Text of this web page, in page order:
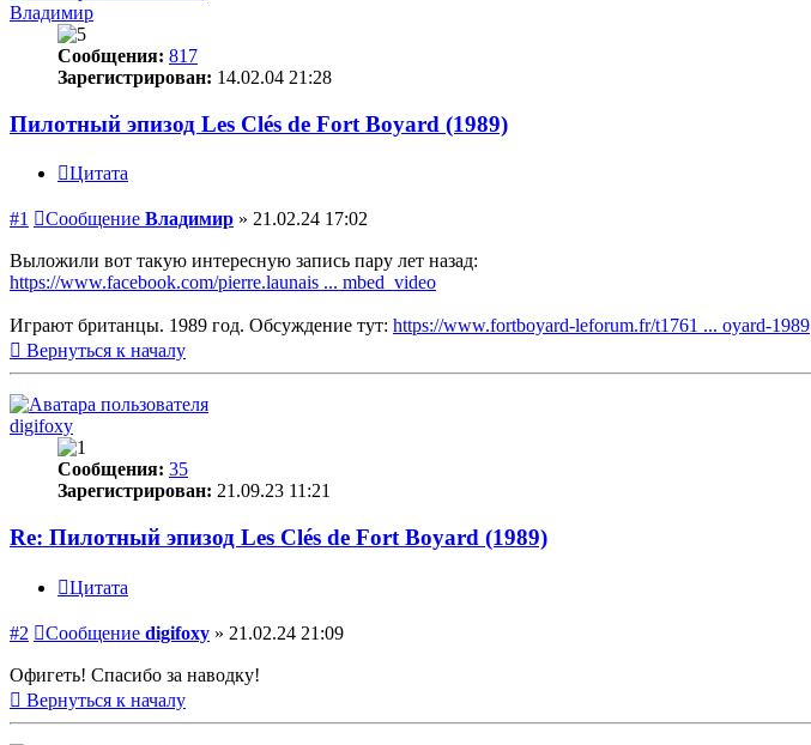
Владимир
Сообщения: 817
Зарегистрирован: 14.02.04 21:28
Пилотный эпизод Les Clés de Fort Boyard (1989)
Цитата
#1 Сообщение Владимир » 21.02.24 17:02
Выложили вот такую интересную запись пару лет назад:
https://www.facebook.com/pierre.launais ... mbed_video
Играют британцы. 1989 год. Обсуждение тут: https://www.fortboyard-leforum.fr/t1761 ... oyard-1989
Вернуться к началу
digifoxy
Сообщения: 35
Зарегистрирован: 21.09.23 11:21
Re: Пилотный эпизод Les Clés de Fort Boyard (1989)
Цитата
#2 Сообщение digifoxy » 21.02.24 21:09
Офигеть! Спасибо за наводку!
Вернуться к началу